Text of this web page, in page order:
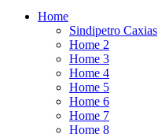
Home
Sindipetro Caxias
Home 2
Home 3
Home 4
Home 5
Home 6
Home 7
Home 8